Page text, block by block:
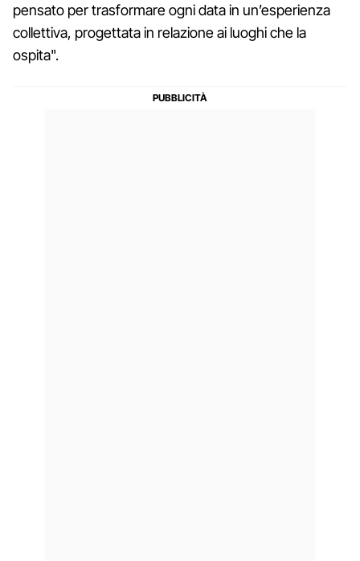
pensato per trasformare ogni data in un’esperienza
collettiva, progettata in relazione ai luoghi che la
ospita".